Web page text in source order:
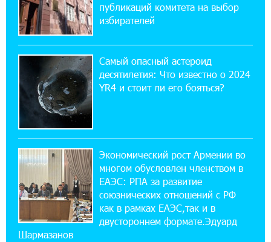
12:17:04 23-07-2026
Против кого вооружается Азербайджан?
Аршак Карапетян
12:04:45 23-07-2026
При поддержке Ucom в спортивной школе
Вайка установлена солнечная
электростанция мощностью 15 кВт
20:50:22 22-07-2026
Новые финансовые навыки на «Давидбекских
играх»: Idram&IDBank
11:25:48 21-07-2026
Кругом война. А вас вводят в заблуждение.
Аршак Карапетян
публикаций комитета на выбор
избирателей
Самый опасный астероид
десятилетия: Что известно о 2024
YR4 и стоит ли его бояться?
Экономический рост Армении во
многом обусловлен членством в
ЕАЭС: РПА за развитие
союзнических отношений с РФ
как в рамках ЕАЭС,так и в
двустороннем формате.Эдуард
Шармазанов